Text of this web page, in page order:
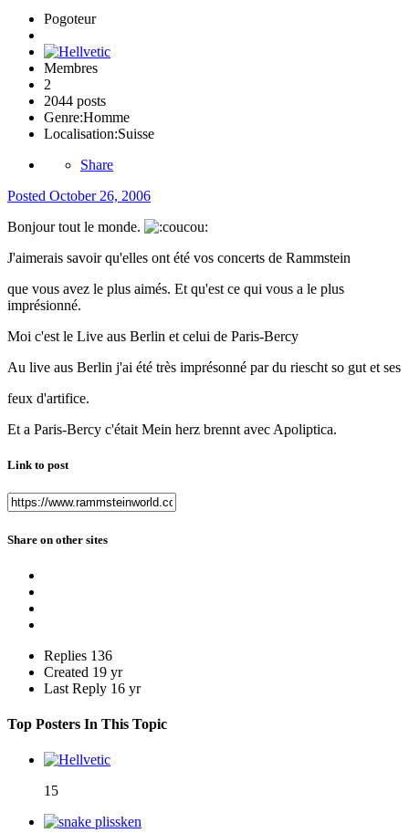
Pogoteur
Membres
2
2044 posts
Genre:Homme
Localisation:Suisse
Share
Posted October 26, 2006
Bonjour tout le monde.
J'aimerais savoir qu'elles ont été vos concerts de Rammstein
que vous avez le plus aimés. Et qu'est ce qui vous a le plus
imprésionné.
Moi c'est le Live aus Berlin et celui de Paris-Bercy
Au live aus Berlin j'ai été très imprésonné par du riescht so gut et ses
feux d'artifice.
Et a Paris-Bercy c'était Mein herz brennt avec Apoliptica.
Link to post
Share on other sites
Replies 136
Created 19 yr
Last Reply 16 yr
Top Posters In This Topic
15